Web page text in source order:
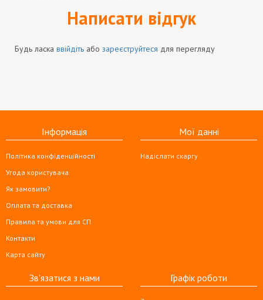
Написати відгук
Будь ласка ввійдіть або зареєструйтеся для перегляду
Інформація
Політика конфіденційності
Угода користувача
Як замовити?
Оплата та доставка
Правила та умови для СП
Контакти
Карта сайту
Мої данні
Надіслати скаргу
Зв'язатися з нами Графік роботи